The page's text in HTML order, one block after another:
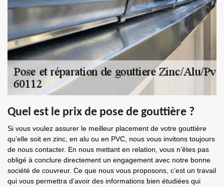
Quel est le prix de pose de gouttière ?
Si vous voulez assurer le meilleur placement de votre gouttière
qu’elle soit en zinc, en alu ou en PVC, nous vous invitons toujours
de nous contacter. En nous mettant en relation, vous n’êtes pas
obligé à conclure directement un engagement avec notre bonne
société de couvreur. Ce que nous vous proposons, c’est un travail
qui vous permettra d’avoir des informations bien étudiées qui